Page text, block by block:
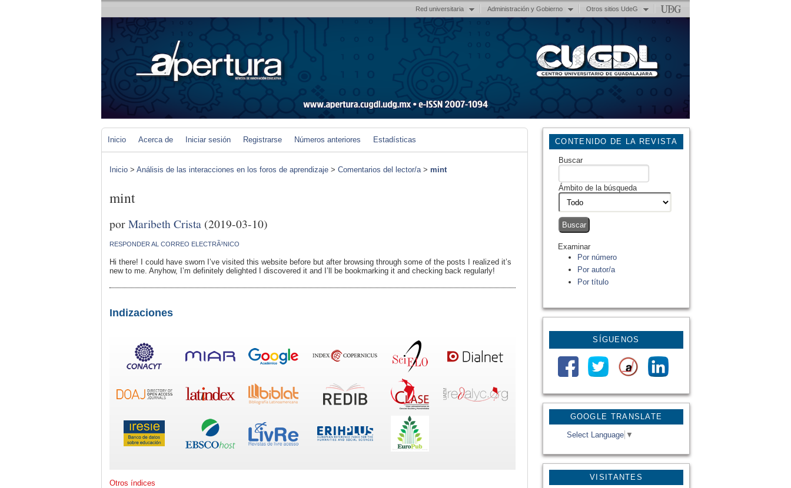
Red universitaria Administración y Gobierno Otros sitios UdeG
GOOGLE TRANSLATE
Select Language ▼
VISITANTES
CONTENIDO DE LA REVISTA
Buscar
Ámbito de la búsqueda
Examinar
Por número
Por autor/a
Por título
SÍGUENOS
Inicio Acerca de Iniciar sesión Registrarse Números anteriores Estadísticas
Inicio > Análisis de las interacciones en los foros de aprendizaje > Comentarios del lector/a> mint
mint
porMaribeth Crista (2019-03-10)
RESPONDER AL CORREO ELECTRÃ³NICO
Hi there! I could have sworn I’ve visited this website before but after browsing through some of the posts I realized it’s
new to me. Anyhow, I’m definitely delighted I discovered it and I’ll be bookmarking it and checking back regularly!
Indizaciones
Otros índices